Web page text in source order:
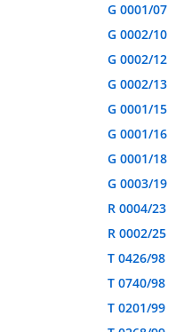
G 0001/07
G 0002/10
G 0002/12
G 0002/13
G 0001/15
G 0001/16
G 0001/18
G 0003/19
R 0004/23
R 0002/25
T 0426/98
T 0740/98
T 0201/99